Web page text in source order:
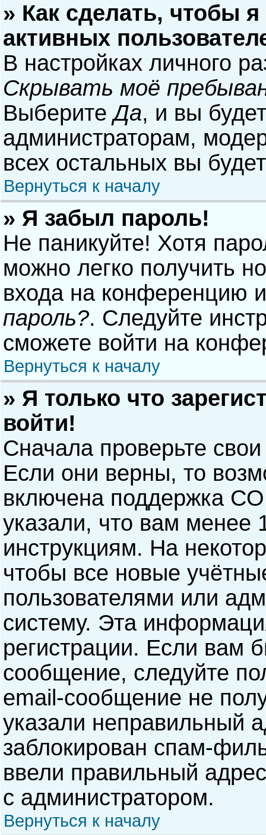
» Как сделать, чтобы
активных
В настройках личного
Скрывать моё
ВыберитеДа, и вы
администраторам,
всех остальных вы
Вернуться к началу
» Я забыл пароль!
Не паникуйте! Хотя
можно легко получить
входа на конференцию
пароль?. Следуйте
сможете войти на
Вернуться к началу
» Я только что
войти!
Сначала проверьте
Если они верны, то
включена поддержка
указали, что вам менее
инструкциям. На
чтобы все новые
пользователями или
систему. Эта
регистрации. Если вам
сообщение, следуйте
email-сообщение не
указали неправильный
заблокирован спам-
ввели правильный
с администратором.
Вернуться к началу